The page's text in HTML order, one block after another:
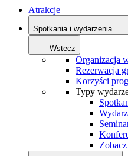
Atrakcje
Spotkania i wydarzenia
Wstecz
Organizacja
Rezerwacja
Korzyści
Typy